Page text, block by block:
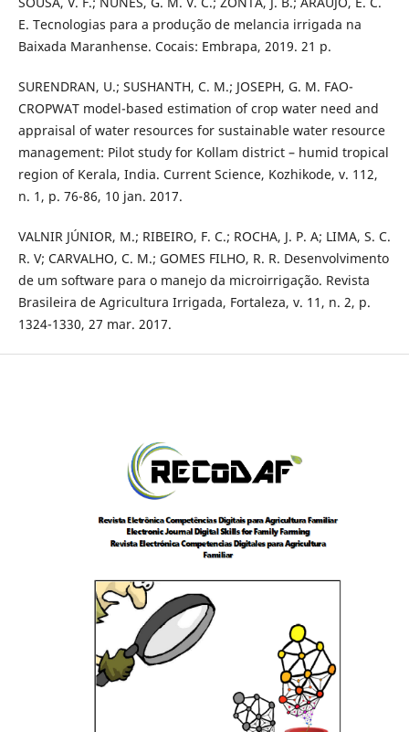
E. Tecnologias para a produção de melancia irrigada na
Baixada Maranhense. Cocais: Embrapa, 2019. 21 p.
SURENDRAN, U.; SUSHANTH, C. M.; JOSEPH, G. M. FAO-
CROPWAT model-based estimation of crop water need and
appraisal of water resources for sustainable water resource
management: Pilot study for Kollam district – humid tropical
region of Kerala, India. Current Science, Kozhikode, v. 112,
n. 1, p. 76-86, 10 jan. 2017.
VALNIR JÚNIOR, M.; RIBEIRO, F. C.; ROCHA, J. P. A; LIMA, S. C.
R. V; CARVALHO, C. M.; GOMES FILHO, R. R. Desenvolvimento
de um software para o manejo da microirrigação. Revista
Brasileira de Agricultura Irrigada, Fortaleza, v. 11, n. 2, p.
1324-1330, 27 mar. 2017.